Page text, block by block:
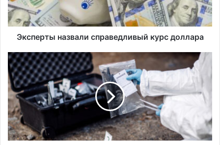
т
ы
н
в
а
л
и
с
п
р
а
в
Эксперты назвали справедливый курс доллара
В
С
Ш
А
о
б
н
а
р